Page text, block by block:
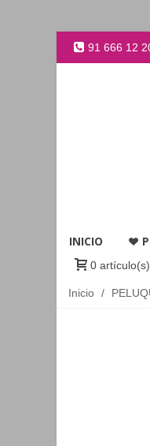
91 666 12
INICIO
0 artículo(s)
Inicio /